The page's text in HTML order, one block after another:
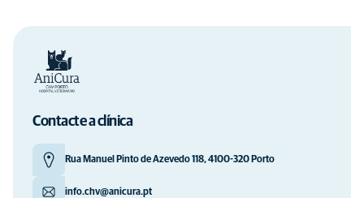
Contacte a clínica
Rua Manuel Pinto de Azevedo 118, 4100-320 Porto
info.chv@anicura.pt